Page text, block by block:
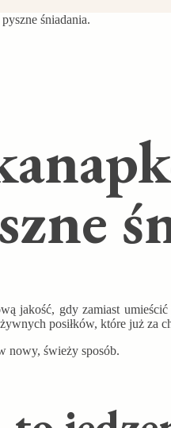
śniadania.
jakość, gdy zamiast
posiłków, które już za
nowy, świeży sposób.